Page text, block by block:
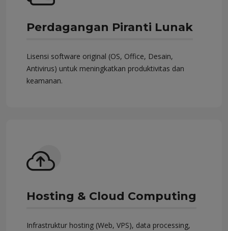
Perdagangan Piranti Lunak
Lisensi software original (OS, Office, Desain,
Antivirus) untuk meningkatkan produktivitas dan
keamanan.
Hosting & Cloud Computing
Infrastruktur hosting (Web, VPS), data processing,